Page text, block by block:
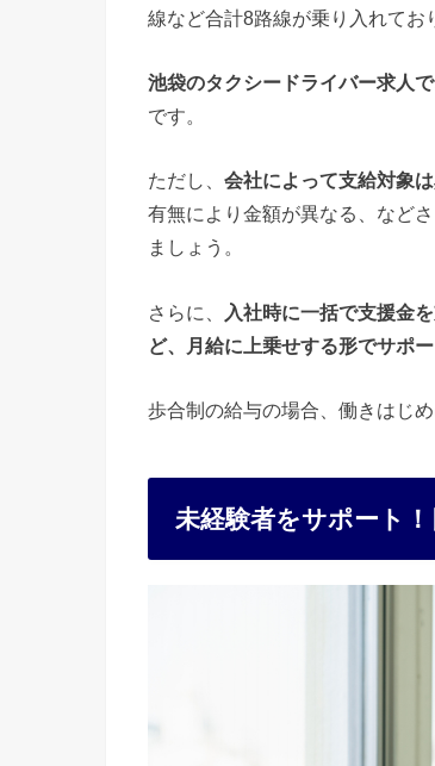
線など合計8路線が乗り入れてお
池袋のタクシードライバー求人
です。
ただし、 会社によって支給対象は
有無により金額が異なる、など
ましょう。
さらに、
入社時に一括で支援金
ど、月給に上乗せする形でサポ
歩合制の給与の場合、働きはじ
未経験者をサポート